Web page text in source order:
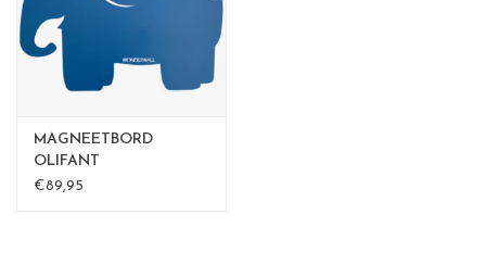
LIMITED EXCLUSIVES
Rechthoekige , vierkante, ronde
magneetborden
MAGNEETBORD
OLIFANT
€89,95